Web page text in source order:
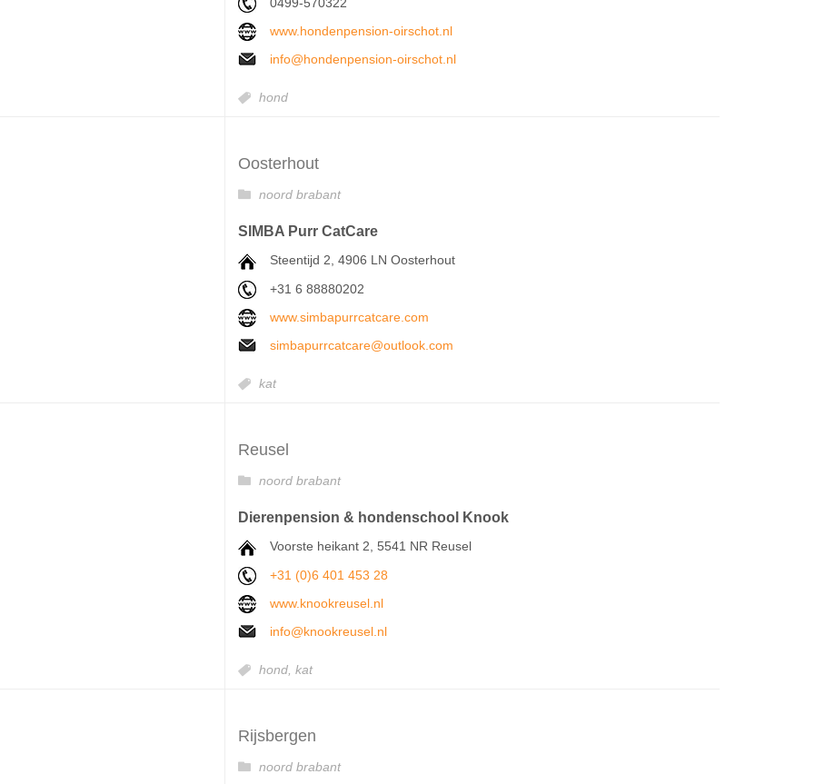
www.hondenpension-oirschot.nl
info@hondenpension-oirschot.nl
hond
Oosterhout
noord brabant
SIMBA Purr CatCare
Steentijd 2, 4906 LN Oosterhout
+31 6 88880202
www.simbapurrcatcare.com
simbapurrcatcare@outlook.com
kat
Reusel
noord brabant
Dierenpension & hondenschool Knook
Voorste heikant 2, 5541 NR Reusel
+31 (0)6 401 453 28
www.knookreusel.nl
info@knookreusel.nl
hond, kat
Rijsbergen
noord brabant